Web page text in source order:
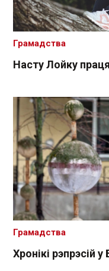
Насту Лойку
Грамадства
Хронікі рэпрэсій
Грамадства